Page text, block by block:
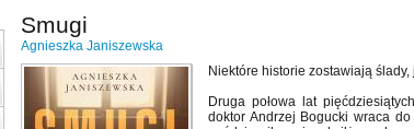
Smugi
Agnieszka Janiszewska
Niektóre historie zostawiają
Druga połowa lat
doktor Andrzej Bogucki wraca